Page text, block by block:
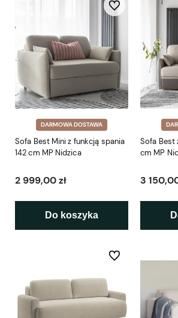
DARMOWA DOSTAWA
Sofa Best Mini z funkcją spania
142 cm MP Nidzica
2 999,00 zł
Do koszyka
Do ulubionych
Sofa Best
cm MP
3
Do ulubionych